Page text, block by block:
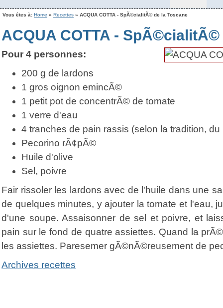
Vous êtes à: Home » Recettes » ACQUA COTTA - SpÃ©cialitÃ© de la Toscane
ACQUA COTTA -
Pour 4 personnes:
200 g de lardons
1 gros oignon emincÃ©
1 petit pot de concentrÃ© de tomate
1 verre d'eau
4 tranches de pain rassis (selon la tradition,
Pecorino rÃ¢pÃ©
Huile d'olive
Sel, poivre
Fair rissoler les lardons avec de l'huile dans une
de quelques minutes, y ajouter la tomate et l'eau,
d'une soupe. Assaisonner de sel et poivre, et
pain sur le fond de quatre assiettes. Quand la
les assiettes. Paresemer gÃ©nÃ©reusement de
Archives recettes